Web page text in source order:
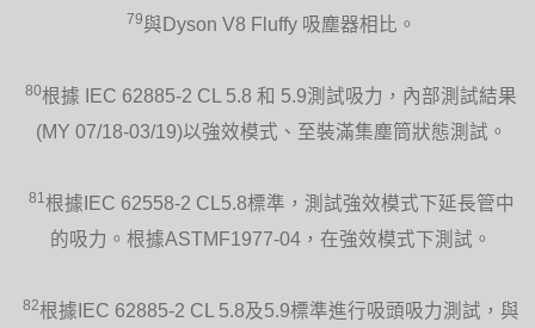
79與Dyson V8 Fluffy 吸塵器相比。
80根據 IEC 62885-2 CL 5.8 和 5.9測試吸力，內部測試結果
(MY 07/18-03/19)以強效模式、至裝滿集塵筒狀態測試。
81 根據IEC 62558-2 CL5.8標準，測試強效模式下延長管中
的吸力。根據ASTMF1977-04，在強效模式下測試。
82根據IEC 62885-2 CL 5.8及5.9標準進行吸頭吸力測試，與